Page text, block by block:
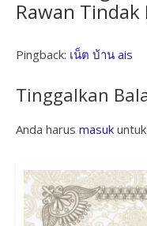
Rawan Tindak
Pingback: เน็ต บ้าน ais
Tinggalkan
Anda harus masuk